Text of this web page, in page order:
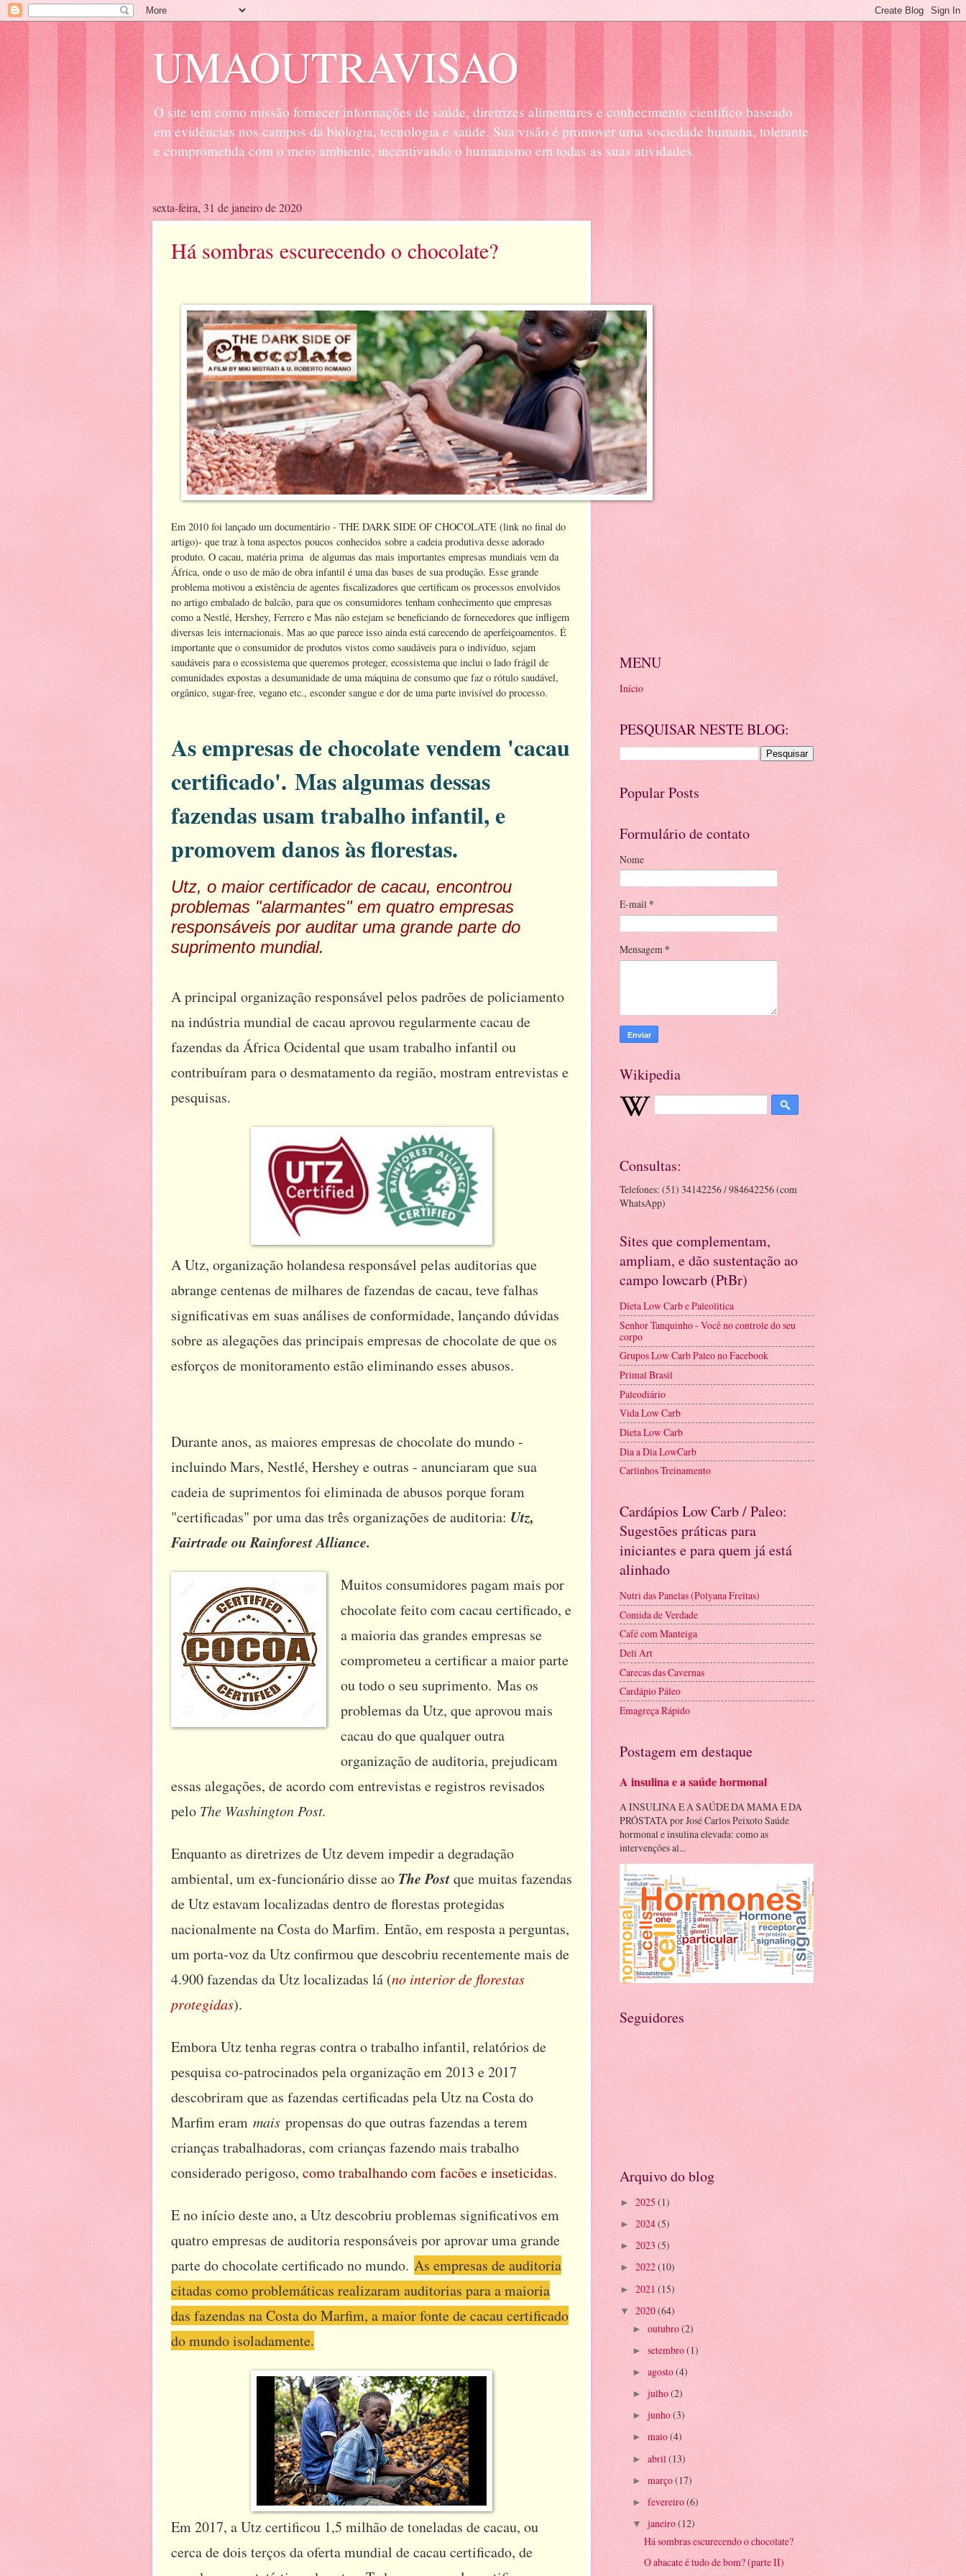
UMAOUTRAVISAO
O site tem como missão fornecer informações de saúde, diretrizes alimentares e conhecimento científico baseado
em evidências nos campos da biologia, tecnologia e saúde. Sua visão é promover uma sociedade humana, tolerante
e comprometida com o meio ambiente, incentivando o humanismo em todas as suas atividades.
sexta-feira, 31 de janeiro de 2020
Há sombras escurecendo o chocolate?
Em 2010 foi lançado um documentário - THE DARK SIDE OF CHOCOLATE (link no final do
artigo)- que traz à tona aspectos poucos conhecidos sobre a cadeia produtiva desse adorado
produto. O cacau, matéria prima de algumas das mais importantes empresas mundiais vem da
África, onde o uso de mão de obra infantil é uma das bases de sua produção. Esse grande
problema motivou a existência de agentes fiscalizadores que certificam os processos envolvidos
no artigo embalado de balcão, para que os consumidores tenham conhecimento que empresas
como a Nestlé, Hershey, Ferrero e Mas não estejam se beneficiando de fornecedores que infligem
diversas leis internacionais. Mas ao que parece isso ainda está carecendo de aperfeiçoamentos. É
importante que o consumidor de produtos vistos como saudáveis para o indivíduo, sejam
saudáveis para o ecossistema que queremos proteger, ecossistema que inclui o lado frágil de
comunidades expostas a desumanidade de uma máquina de consumo que faz o rótulo saudável,
orgânico, sugar-free, vegano etc., esconder sangue e dor de uma parte invisível do processo.
As empresas de chocolate vendem 'cacau
certificado'. Mas algumas dessas
fazendas usam trabalho infantil, e
promovem danos às florestas.
Utz, o maior certificador de cacau, encontrou
problemas "alarmantes" em quatro empresas
responsáveis ​​por auditar uma grande parte do
suprimento mundial.
A principal organização responsável pelos padrões de policiamento
na indústria mundial de cacau aprovou regularmente cacau de
fazendas da África Ocidental que usam trabalho infantil ou
contribuíram para o desmatamento da região, mostram entrevistas e
pesquisas.
A Utz, organização holandesa responsável pelas auditorias que
abrange centenas de milhares de fazendas de cacau, teve falhas
significativas em suas análises de conformidade, lançando dúvidas
sobre as alegações das principais empresas de chocolate de que os
esforços de monitoramento estão eliminando esses abusos.
Durante anos, as maiores empresas de chocolate do mundo -
incluindo Mars, Nestlé, Hershey e outras - anunciaram que sua
cadeia de suprimentos foi eliminada de abusos porque foram
"certificadas" por uma das três organizações de auditoria: Utz,
Fairtrade ou Rainforest Alliance.
Muitos consumidores pagam mais por
chocolate feito com cacau certificado, e
a maioria das grandes empresas se
comprometeu a certificar a maior parte
ou todo o seu suprimento. Mas os
problemas da Utz, que aprovou mais
cacau do que qualquer outra
organização de auditoria, prejudicam
essas alegações, de acordo com entrevistas e registros revisados ​​
pelo The Washington Post.
Enquanto as diretrizes de Utz devem impedir a degradação
ambiental, um ex-funcionário disse ao The Postque muitas fazendas
de Utz estavam localizadas dentro de florestas protegidas
nacionalmente na Costa do Marfim. Então, em resposta a perguntas,
um porta-voz da Utz confirmou que descobriu recentemente mais de
4.900 fazendas da Utz localizadas lá (no interior de florestas
protegidas).
Embora Utz tenha regras contra o trabalho infantil, relatórios de
pesquisa co-patrocinados pela organização em 2013 e 2017
descobriram que as fazendas certificadas pela Utz na Costa do
Marfim eram mais propensas do que outras fazendas a terem
crianças trabalhadoras, com crianças fazendo mais trabalho
considerado perigoso, como trabalhando com facões e inseticidas.
E no início deste ano, a Utz descobriu problemas significativos em
quatro empresas de auditoria responsáveis ​​por aprovar uma grande
parte do chocolate certificado no mundo. As empresas de auditoria
citadas como problemáticas realizaram auditorias para a maioria
das fazendas na Costa do Marfim, a maior fonte de cacau certificado
do mundo isoladamente.
Em 2017, a Utz certificou 1,5 milhão de toneladas de cacau, ou
cerca de dois terços da oferta mundial de cacau certificado, de
MENU
Início
PESQUISAR NESTE BLOG:
Popular Posts
Formulário de contato
Nome
E-mail *
Mensagem *
Wikipedia
Consultas:
Telefones: (51) 34142256 / 984642256 (com
WhatsApp)
Sites que complementam,
ampliam, e dão sustentação ao
campo lowcarb (PtBr)
Dieta Low Carb e Paleolitica
Senhor Tanquinho - Você no controle do seu
corpo
Grupos Low Carb Paleo no Facebook
Primal Brasil
Paleodiário
Vida Low Carb
Dieta Low Carb
Dia a Dia LowCarb
Carlinhos Treinamento
Cardápios Low Carb / Paleo:
Sugestões práticas para
iniciantes e para quem já está
alinhado
Nutri das Panelas (Polyana Freitas)
Comida de Verdade
Café com Manteiga
Deli Art
Carecas das Cavernas
Cardápio Páleo
Emagreça Rápido
Postagem em destaque
A insulina e a saúde hormonal
A INSULINA E A SAÚDE DA MAMA E DA
PRÓSTATA por José Carlos Peixoto Saúde
hormonal e insulina elevada: como as
intervenções al...
Seguidores
Arquivo do blog
► 2025 (1)
► 2024(5)
► 2023 (5)
► 2022(10)
► 2021 (15)
▼ 2020(64)
► outubro(2)
► setembro(1)
► agosto(4)
► julho(2)
► junho(3)
► maio(4)
► abril (13)
► março(17)
► fevereiro(6)
▼ janeiro(12)
Há sombras escurecendo o chocolate?
O abacate é tudo de bom? (parte II)